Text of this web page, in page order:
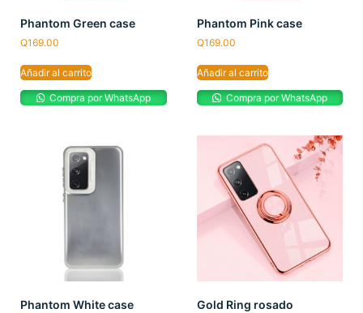
Phantom Green case
Q169.00
Añadir al carrito
Compra por WhatsApp
Phantom Pink case
Q169.00
Añadir al carrito
Compra por WhatsApp
Phantom White case Gold Ring rosado